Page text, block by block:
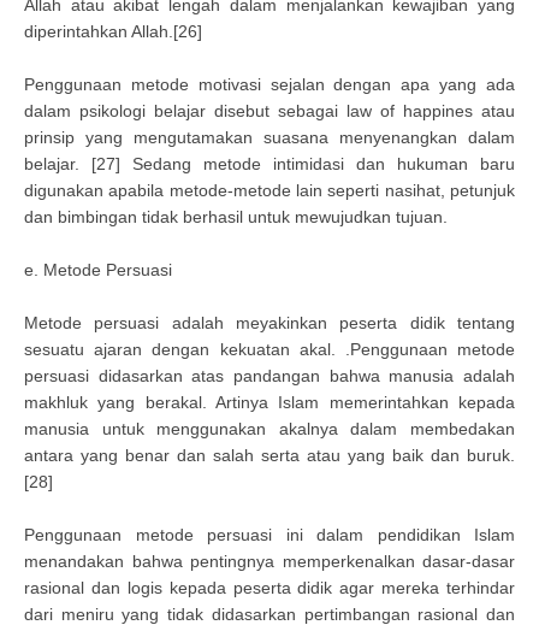
Allah atau akibat lengah dalam menjalankan kewajiban yang
diperintahkan Allah.[26]
Penggunaan metode motivasi sejalan dengan apa yang ada
dalam psikologi belajar disebut sebagai law of happines atau
prinsip yang mengutamakan suasana menyenangkan dalam
belajar. [27] Sedang metode intimidasi dan hukuman baru
digunakan apabila metode-metode lain seperti nasihat, petunjuk
dan bimbingan tidak berhasil untuk mewujudkan tujuan.
e. Metode Persuasi
Metode persuasi adalah meyakinkan peserta didik tentang
sesuatu ajaran dengan kekuatan akal. .Penggunaan metode
persuasi didasarkan atas pandangan bahwa manusia adalah
makhluk yang berakal. Artinya Islam memerintahkan kepada
manusia untuk menggunakan akalnya dalam membedakan
antara yang benar dan salah serta atau yang baik dan buruk.
[28]
Penggunaan metode persuasi ini dalam pendidikan Islam
menandakan bahwa pentingnya memperkenalkan dasar-dasar
rasional dan logis kepada peserta didik agar mereka terhindar
dari meniru yang tidak didasarkan pertimbangan rasional dan